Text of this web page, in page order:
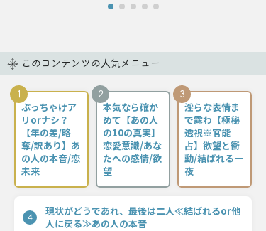
このコンテンツの人気メニュー
1
ぶっちゃけア
リorナシ？
【年の差/略
奪/訳あり】あ
の人の本音/恋
未来
2
本気なら確か
めて【あの人
の10の真実】
恋愛意識/あな
たへの感情/欲
望
3
淫らな表情ま
で露わ【極秘
透視※官能
占】欲望と衝
動/結ばれる一
夜
4
現状がどうであれ、最後は二人≪結ばれるor他
人に戻る≫あの人の本音